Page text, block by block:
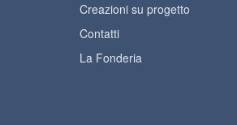
Creazioni su progetto
Contatti
La Fonderia